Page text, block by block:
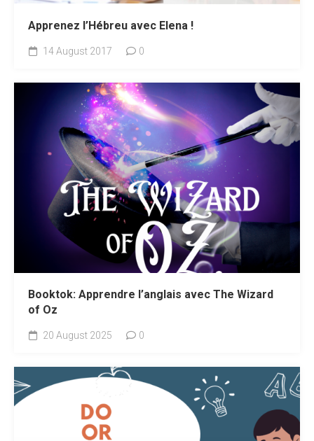
Apprenez l’Hébreu avec Elena !
14 August 2017 0
Booktok: Apprendre l’anglais avec The Wizard
of Oz
20 August 2025 0